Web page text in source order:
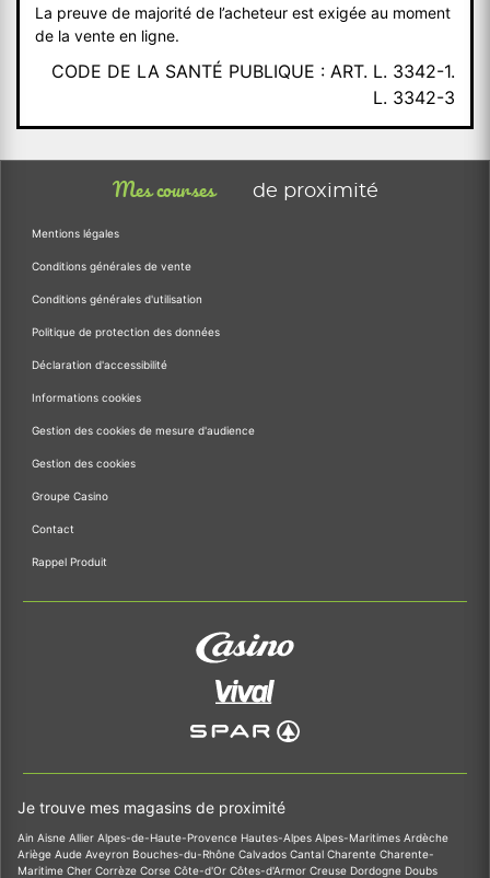
La preuve de majorité de l’acheteur est exigée au moment
de la vente en ligne.
CODE DE LA SANTÉ PUBLIQUE : ART. L. 3342-1.
L. 3342-3
Mes courses de proximité
Mentions légales
Conditions générales de vente
Conditions générales d'utilisation
Politique de protection des données
Déclaration d'accessibilité
Informations cookies
Gestion des cookies de mesure d'audience
Gestion des cookies
Groupe Casino
Contact
Rappel Produit
Je trouve mes magasins de proximité
Ain Aisne Allier Alpes-de-Haute-Provence Hautes-Alpes Alpes-Maritimes Ardèche
Ariège Aude Aveyron Bouches-du-Rhône Calvados Cantal Charente Charente-
Maritime Cher Corrèze Corse Côte-d'Or Côtes-d'Armor Creuse Dordogne Doubs